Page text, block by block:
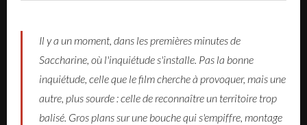
Il y a un moment, dans les premières minutes de
Saccharine, où l'inquiétude s'installe. Pas la bonne
inquiétude, celle que le film cherche à provoquer, mais une
autre, plus sourde : celle de reconnaître un territoire trop
balisé. Gros plans sur une bouche qui s'empiffre, montage